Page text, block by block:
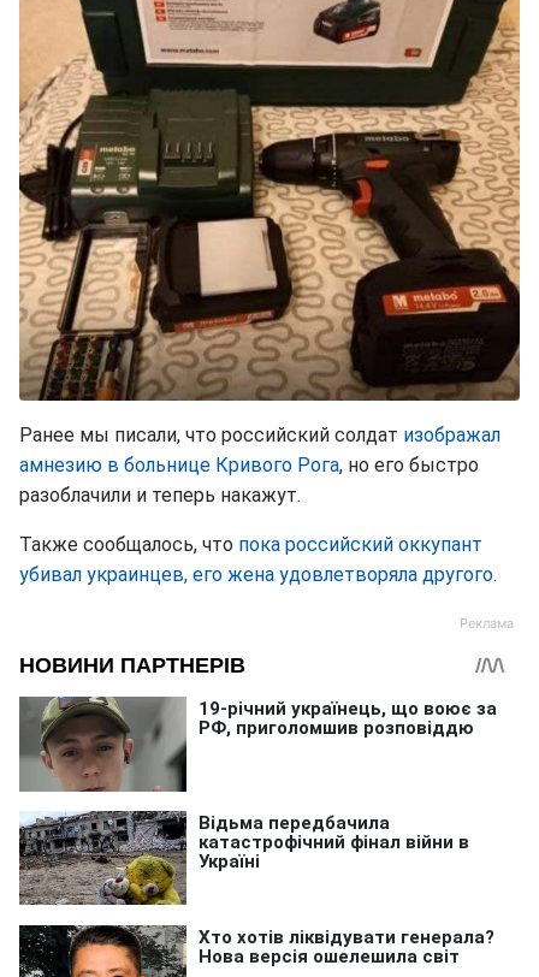
Ранее мы писали, что российский солдат изображал
амнезию в больнице Кривого Рога, но его быстро
разоблачили и теперь накажут.
Также сообщалось, что пока российский оккупант
убивал украинцев, его жена удовлетворяла другого.